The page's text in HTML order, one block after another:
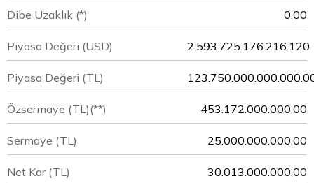
Dibe Uzaklık (*) 0,00
Piyasa Değeri (USD) 2.593.725.176.216.120
Piyasa Değeri (TL)
Özsermaye (TL)(**) 453.172.000.000,00
Sermaye (TL) 25.000.000.000,00
Net Kar (TL) 30.013.000.000,00